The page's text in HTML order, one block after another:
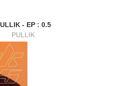
- EP : 0.5
PULLIK